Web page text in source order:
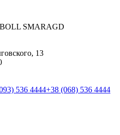
SMARAGD
13
536 4444+38 (068) 536 4444